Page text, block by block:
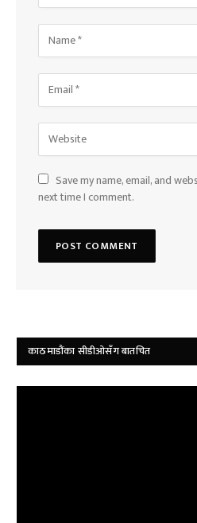
Save my name, email, and
next time I comment.
काठमाडौंका सीडीओसँग बातचित